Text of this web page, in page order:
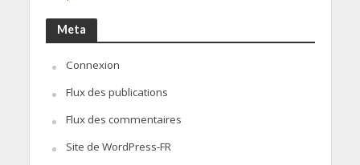
Meta
Connexion
Flux des publications
Flux des commentaires
Site de WordPress-FR